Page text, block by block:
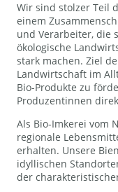
Wir sind stolzer Teil
einem
und Verarbeiter, die
ökologische
stark machen. Ziel
Landwirtschaft im
Bio-Produkte zu
Produzentinnen
Als Bio-Imkerei vom
regionale
erhalten. Unsere
idyllischen
der